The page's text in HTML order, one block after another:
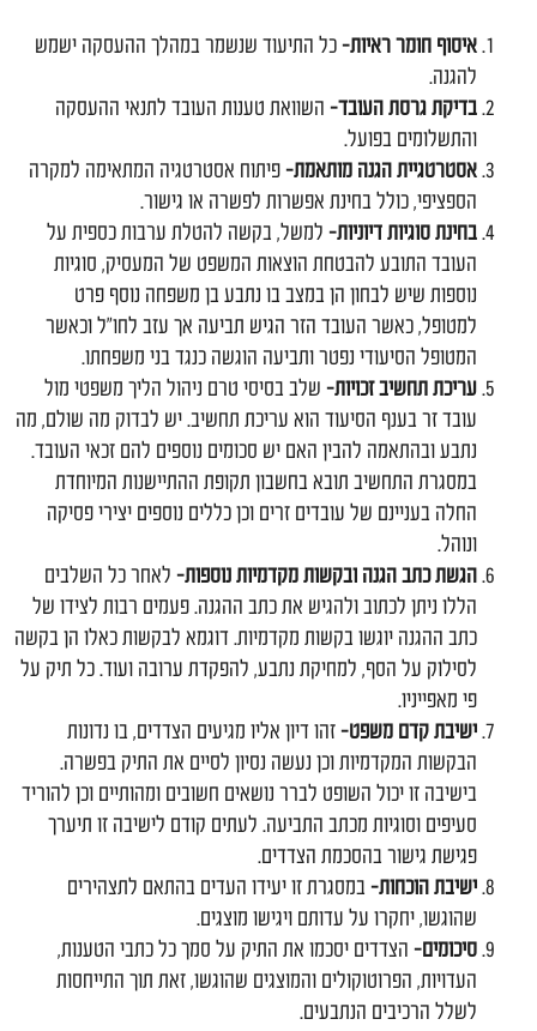
איסוף חומר ראיות- כל התיעוד שנשמר במהלך ההעסקה ישמש
להגנה.
בדיקת גרסת העובד- השוואת טענות העובד לתנאי ההעסקה
והתשלומים בפועל.
אסטרטגיית הגנה מותאמת- פיתוח אסטרטגיה המתאימה למקרה
הספציפי, כולל בחינת אפשרות לפשרה או גישור.
בחינת סוגיות דיוניות- למשל, בקשה להטלת ערבות כספית על
העובד התובע להבטחת הוצאות המשפט של המעסיק, סוגיות
נוספות שיש לבחון הן במצב בו נתבע בן משפחה נוסף פרט
למטופל, כאשר העובד הזר הגיש תביעה אך עזב לחו"ל וכאשר
המטופל הסיעודי נפטר ותביעה הוגשה כנגד בני משפחתו.
עריכת תחשיב זכויות- שלב בסיסי טרם ניהול הליך משפטי מול
עובד זר בענף הסיעוד הוא עריכת תחשיב. יש לבדוק מה שולם, מה
נתבע ובהתאמה להבין האם יש סכומים נוספים להם זכאי העובד.
במסגרת התחשיב תובא בחשבון תקופת ההתיישנות המיוחדת
החלה בעניינם של עובדים זרים וכן כללים נוספים יצירי פסיקה
ונוהל.
הגשת כתב הגנה ובקשות מקדמיות נוספות- לאחר כל השלבים
הללו ניתן לכתוב ולהגיש את כתב ההגנה. פעמים רבות לצידו של
כתב ההגנה יוגשו בקשות מקדמיות. דוגמא לבקשות כאלו הן בקשה
לסילוק על הסף, למחיקת נתבע, להפקדת ערובה ועוד. כל תיק על
פי מאפייניו.
ישיבת קדם משפט- זהו דיון אליו מגיעים הצדדים, בו נדונות
הבקשות המקדמיות וכן נעשה נסיון לסיים את התיק בפשרה.
בישיבה זו יכול השופט לברר נושאים חשובים ומהותיים וכן להוריד
סעיפים וסוגיות מכתב התביעה. לעתים קודם לישיבה זו תיערך
פגישת גישור בהסכמת הצדדים.
ישיבת הוכחות- במסגרת זו יעידו העדים בהתאם לתצהירים
שהוגשו, יחקרו על עדותם ויגישו מוצגים.
סיכומים- הצדדים יסכמו את התיק על סמך כל כתבי הטענות,
העדויות, הפרוטוקולים והמוצגים שהוגשו, זאת תוך התייחסות
לשלל הרכיבים הנתבעים.